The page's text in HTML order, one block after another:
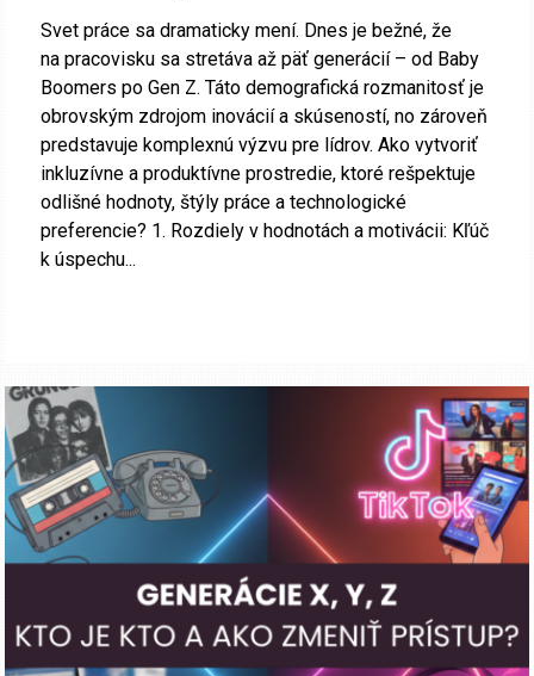
Svet práce sa dramaticky mení. Dnes je bežné, že
na pracovisku sa stretáva až päť generácií – od Baby
Boomers po Gen Z. Táto demografická rozmanitosť je
obrovským zdrojom inovácií a skúseností, no zároveň
predstavuje komplexnú výzvu pre lídrov. Ako vytvoriť
inkluzívne a produktívne prostredie, ktoré rešpektuje
odlišné hodnoty, štýly práce a technologické
preferencie? 1. Rozdiely v hodnotách a motivácii: Kľúč
k úspechu...